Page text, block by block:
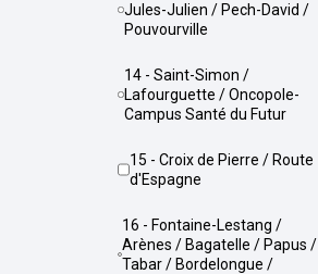
Jules-Julien / Pech-David /
Pouvourville
14 - Saint-Simon /
Lafourguette / Oncopole-
Campus Santé du Futur
15 - Croix de Pierre / Route
d'Espagne
16 - Fontaine-Lestang /
Arènes / Bagatelle / Papus /
Tabar / Bordelongue /